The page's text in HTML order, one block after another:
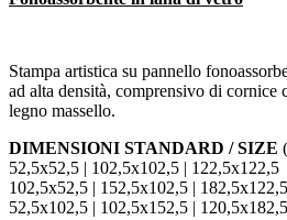
Stampa artistica su pannello
ad alta densità, comprensivo di cornice
legno massello.
DIMENSIONI STANDARD / SIZE
52,5x52,5 | 102,5x102,5 | 122,5x122,5
102,5x52,5 | 152,5x102,5 |
52,5x102,5 | 102,5x152,5 |